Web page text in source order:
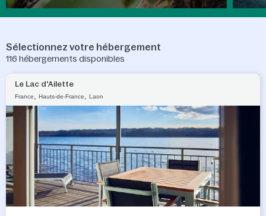
Sélectionnez votre hébergement
116 hébergements disponibles
Le Lac d'Ailette
France Hauts-de-France Laon